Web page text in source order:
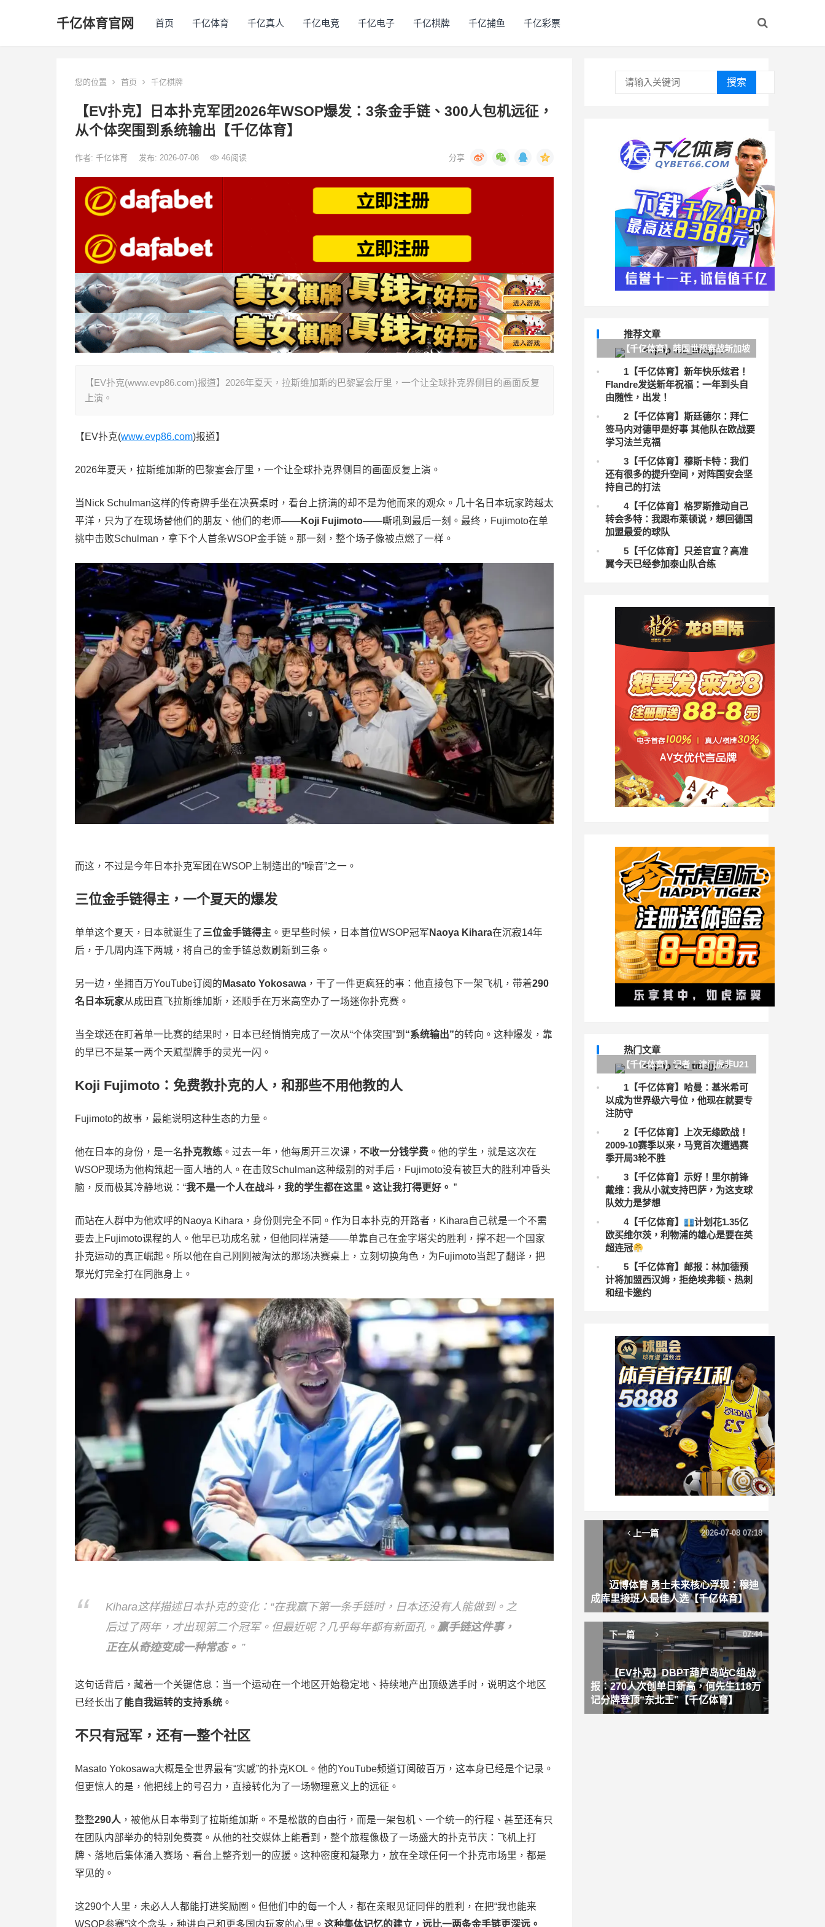
千亿体育官网 首页 千亿体育 千亿真人 千亿电竞 千亿电子 千亿棋牌 千亿捕鱼 千亿彩票
您的位置 首页 千亿棋牌
【EV扑克】日本扑克军团2026年WSOP爆发：3条金手链、300人包机远征，
从个体突围到系统输出【千亿体育】
作者: 千亿体育 发布: 2026-07-08 46阅读
【EV扑克(www.evp86.com)报道】2026年夏天，拉斯维加斯的巴黎宴会厅里，一个让全球扑克界侧目的画面反复
上演。
【EV扑克(www.evp86.com)报道】
2026年夏天，拉斯维加斯的巴黎宴会厅里，一个让全球扑克界侧目的画面反复上演。
当Nick Schulman这样的传奇牌手坐在决赛桌时，看台上挤满的却不是为他而来的观众。几十名日本玩家跨越太
平洋，只为了在现场替他们的朋友、他们的老师——Koji Fujimoto——嘶吼到最后一刻。最终，Fujimoto在单
挑中击败Schulman，拿下个人首条WSOP金手链。那一刻，整个场子像被点燃了一样。
而这，不过是今年日本扑克军团在WSOP上制造出的“噪音”之一。
三位金手链得主，一个夏天的爆发
单单这个夏天，日本就诞生了三位金手链得主 。更早些时候，日本首位WSOP冠军 Naoya Kihara在沉寂14年
后，于几周内连下两城，将自己的金手链总数刷新到三条。
另一边，坐拥百万YouTube订阅的 Masato Yokosawa ，干了一件更疯狂的事：他直接包下一架飞机，带着290
名日本玩家从成田直飞拉斯维加斯，还顺手在万米高空办了一场迷你扑克赛。
当全球还在盯着单一比赛的结果时，日本已经悄悄完成了一次从“个体突围”到 “系统输出”的转向。这种爆发，靠
的早已不是某一两个天赋型牌手的灵光一闪。
Koji Fujimoto：免费教扑克的人，和那些不用他教的人
Fujimoto的故事，最能说明这种生态的力量。
他在日本的身份，是一名扑克教练 。过去一年，他每周开三次课， 不收一分钱学费 。他的学生，就是这次在
WSOP现场为他构筑起一面人墙的人。在击败Schulman这种级别的对手后，Fujimoto没有被巨大的胜利冲昏头
脑，反而极其冷静地说：“我不是一个人在战斗，我的学生都在这里。这让我打得更好。 ”
而站在人群中为他欢呼的Naoya Kihara，身份则完全不同。作为日本扑克的开路者，Kihara自己就是一个不需
要去上Fujimoto课程的人。他早已功成名就，但他同样清楚——单靠自己在金字塔尖的胜利，撑不起一个国家
扑克运动的真正崛起。所以他在自己刚刚被淘汰的那场决赛桌上，立刻切换角色，为Fujimoto当起了翻译，把
聚光灯完全打在同胞身上。
Kihara这样描述日本扑克的变化：“在我赢下第一条手链时，日本还没有人能做到。之
后过了两年，才出现第二个冠军。但最近呢？几乎每年都有新面孔。 赢手链这件事，
正在从奇迹变成一种常态。 ”
这句话背后，藏着一个关键信息：当一个运动在一个地区开始稳定地、持续地产出顶级选手时，说明这个地区
已经长出了能自我运转的支持系统 。
不只有冠军，还有一整个社区
Masato Yokosawa大概是全世界最有“实感”的扑克KOL。他的YouTube频道订阅破百万，这本身已经是个记录。
但更惊人的是，他把线上的号召力，直接转化为了一场物理意义上的远征。
整整290人 ，被他从日本带到了拉斯维加斯。不是松散的自由行，而是一架包机、一个统一的行程、甚至还有只
在团队内部举办的特别免费赛。从他的社交媒体上能看到，整个旅程像极了一场盛大的扑克节庆：飞机上打
牌、落地后集体涌入赛场、看台上整齐划一的应援。这种密度和凝聚力，放在全球任何一个扑克市场里，都是
罕见的。
这290个人里，未必人人都能打进奖励圈。但他们中的每一个人，都在亲眼见证同伴的胜利，在把“我也能来
WSOP参赛”这个念头，种进自己和更多国内玩家的心里。 这种集体记忆的建立，远比一两条金手链更深远。
搜索
推荐文章
【千亿体育】韩国世预赛战新加坡
&国足名单：孙兴慜7号，李在城10号
李刚仁18号
1 【千亿体育】新年快乐炫君！
Flandre发送新年祝福：一年到头自
由随性，出发！
2 【千亿体育】斯廷德尔：拜仁
签马内对德甲是好事 其他队在欧战要
学习法兰克福
3 【千亿体育】穆斯卡特：我们
还有很多的提升空间，对阵国安会坚
持自己的打法
4【千亿体育】格罗斯推动自己
转会多特：我跟布莱顿说，想回德国
加盟最爱的球队
5 【千亿体育】只差官宣？高准
翼今天已经参加泰山队合练
热门文章
【千亿体育】记者：津门虎非U21
球员注册极可能是队中20名国内球员
+5名外援
1 【千亿体育】哈曼：基米希可
以成为世界级六号位，他现在就要专
注防守
2 【千亿体育】上次无缘欧战！
2009-10赛季以来，马竞首次遭遇赛
季开局3轮不胜
3 【千亿体育】示好！里尔前锋
戴维：我从小就支持巴萨，为这支球
队效力是梦想
4【千亿体育】
计划花1.35亿
欧买维尔茨，利物浦的雄心是要在英
超连冠
5 【千亿体育】邮报：林加德预
计将加盟西汉姆，拒绝埃弗顿、热刺
和纽卡邀约
上一篇
迈博体育 勇士未来核心浮现：穆迪
成库里接班人最佳人选【千亿体育】
2026-07-08 07:18
下一篇
【EV扑克】DBPT葫芦岛站C组战
报：270人次创单日新高，何先生118万
记分牌登顶“东北王”【千亿体育】
07:44